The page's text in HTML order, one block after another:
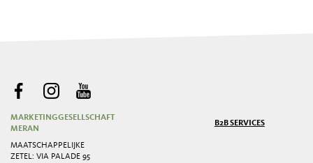
MARKETINGGESELLSCHAFT
MERAN
MAATSCHAPPELIJKE
ZETEL: VIA PALADE 95
B2B SERVICES